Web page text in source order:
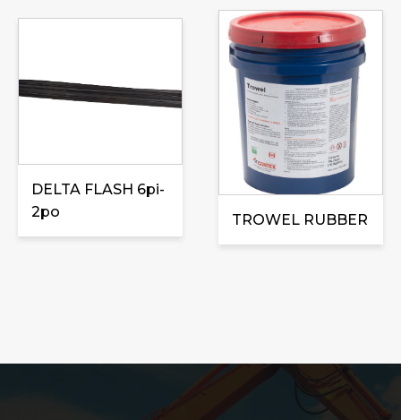
DELTA FLASH 6pi-
2po
TROWEL RUBBER